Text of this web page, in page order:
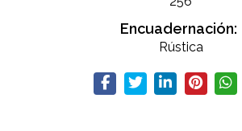
Encuadernación:
Rústica